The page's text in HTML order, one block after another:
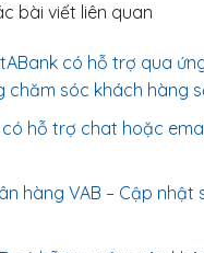
bài viết liên quan
có hỗ trợ qua
chăm sóc khách hàng
hỗ trợ chat hoặc
hàng VAB – Cập nhật